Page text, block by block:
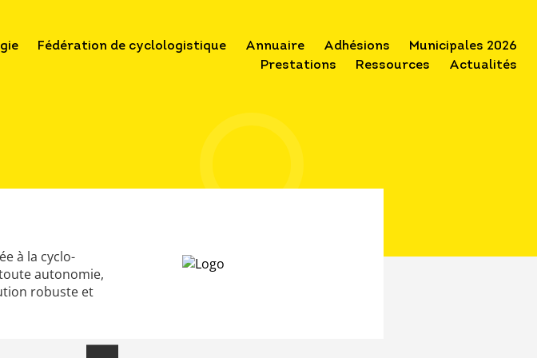
Fédération de cyclologistique Annuaire Adhésions
Municipales 2026
Prestations
Ressources Actualités
à la cyclo-
autonomie,
robuste et